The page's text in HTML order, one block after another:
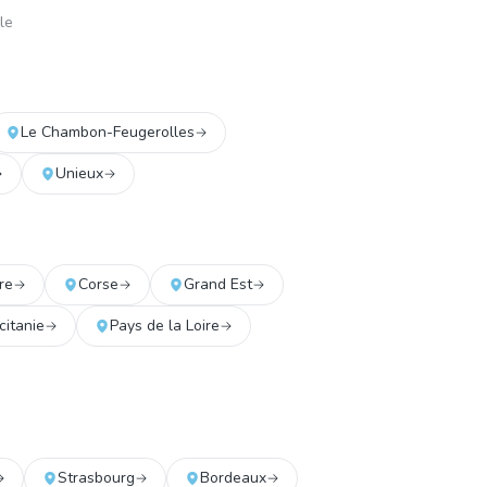
Le Chambon-Feugerolles
Unieux
Corse
Grand Est
Pays de la Loire
Strasbourg Bordeaux